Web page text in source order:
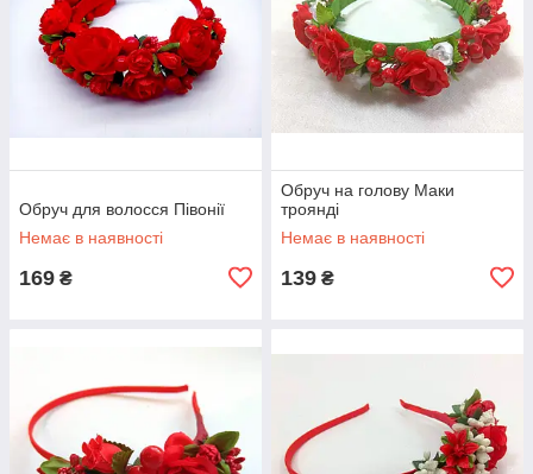
Обруч для волосся Півонії
Немає в наявності
169 ₴
Обруч на голову Маки
троянді
Немає в наявності
139 ₴